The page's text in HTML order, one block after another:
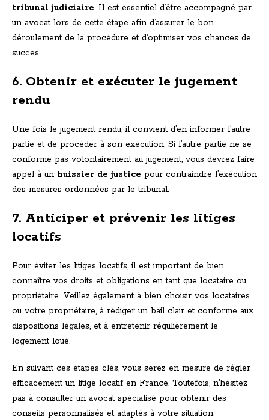
tribunal judiciaire. Il est essentiel d’être accompagné par
un avocat lors de cette étape afin d’assurer le bon
déroulement de la procédure et d’optimiser vos chances de
succès.
6. Obtenir et exécuter le jugement
rendu
Une fois le jugement rendu, il convient d’en informer l’autre
partie et de procéder à son exécution. Si l’autre partie ne se
conforme pas volontairement au jugement, vous devrez faire
appel à un huissier de justice pour contraindre l’exécution
des mesures ordonnées par le tribunal.
7. Anticiper et prévenir les litiges
locatifs
Pour éviter les litiges locatifs, il est important de bien
connaître vos droits et obligations en tant que locataire ou
propriétaire. Veillez également à bien choisir vos locataires
ou votre propriétaire, à rédiger un bail clair et conforme aux
dispositions légales, et à entretenir régulièrement le
logement loué.
En suivant ces étapes clés, vous serez en mesure de régler
efficacement un litige locatif en France. Toutefois, n’hésitez
pas à consulter un avocat spécialisé pour obtenir des
conseils personnalisés et adaptés à votre situation.